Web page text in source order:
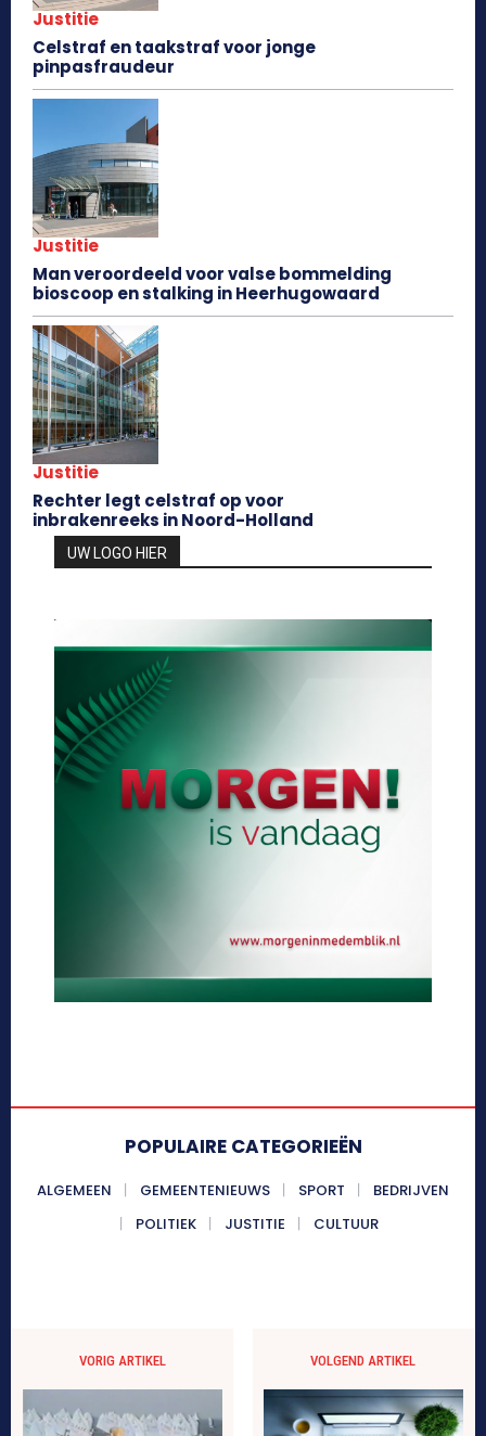
Justitie
Celstraf en taakstraf voor jonge
pinpasfraudeur
Justitie
Man veroordeeld voor valse bommelding
bioscoop en stalking in Heerhugowaard
Justitie
Rechter legt celstraf op voor
inbrakenreeks in Noord-Holland
UW LOGO HIER
POPULAIRE CATEGORIEËN
ALGEMEEN GEMEENTENIEUWS SPORT
BEDRIJVEN
POLITIEK
JUSTITIE CULTUUR
VORIG ARTIKEL VOLGEND ARTIKEL